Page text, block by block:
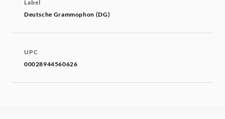
Label
Deutsche Grammophon (DG)
UPC
00028944560626